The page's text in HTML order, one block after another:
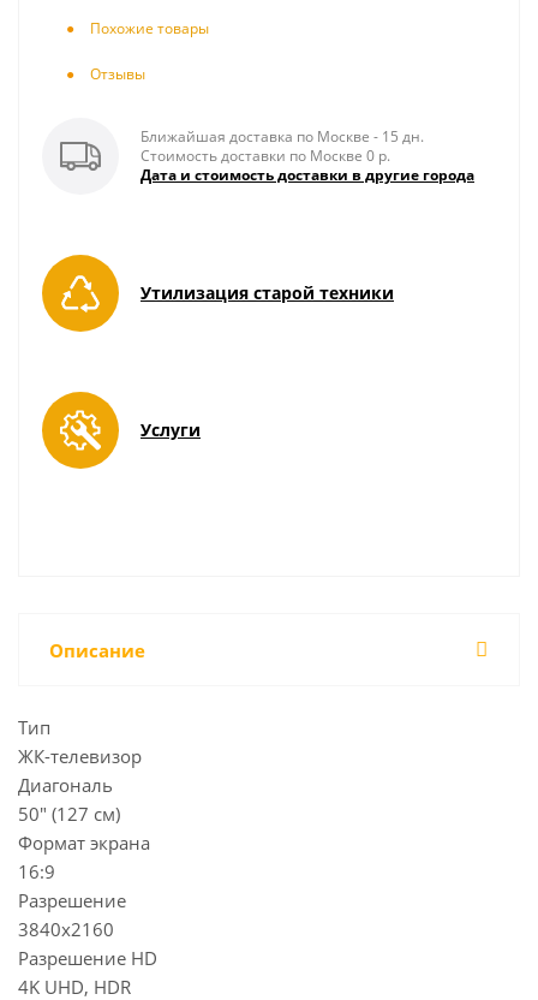
Похожие товары
Отзывы
Ближайшая доставка по Москве - 15 дн.
Стоимость доставки по Москве 0 р.
Дата и стоимость доставки в другие города
Утилизация старой техники
Услуги
Описание
Тип
ЖК-телевизор
Диагональ
50" (127 см)
Формат экрана
16:9
Разрешение
3840x2160
Разрешение HD
4K UHD, HDR